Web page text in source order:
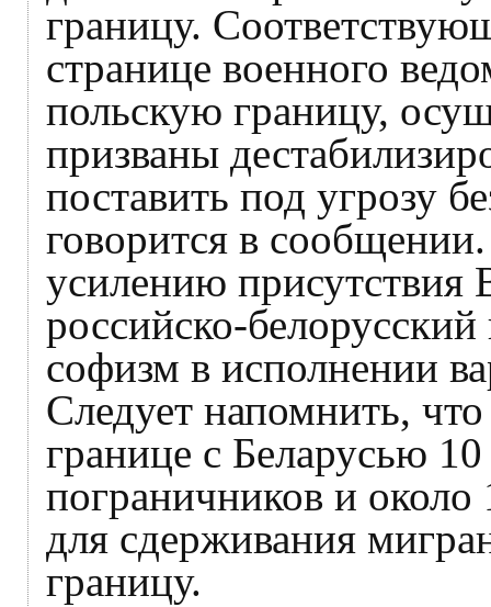
границу.
странице военного
польскую границу,
призваны
поставить под угрозу
говорится в
усилению присутствия
российско-
софизм в исполнении
Следует напомнить,
границе с Беларусью
пограничников и
для сдерживания
границу.